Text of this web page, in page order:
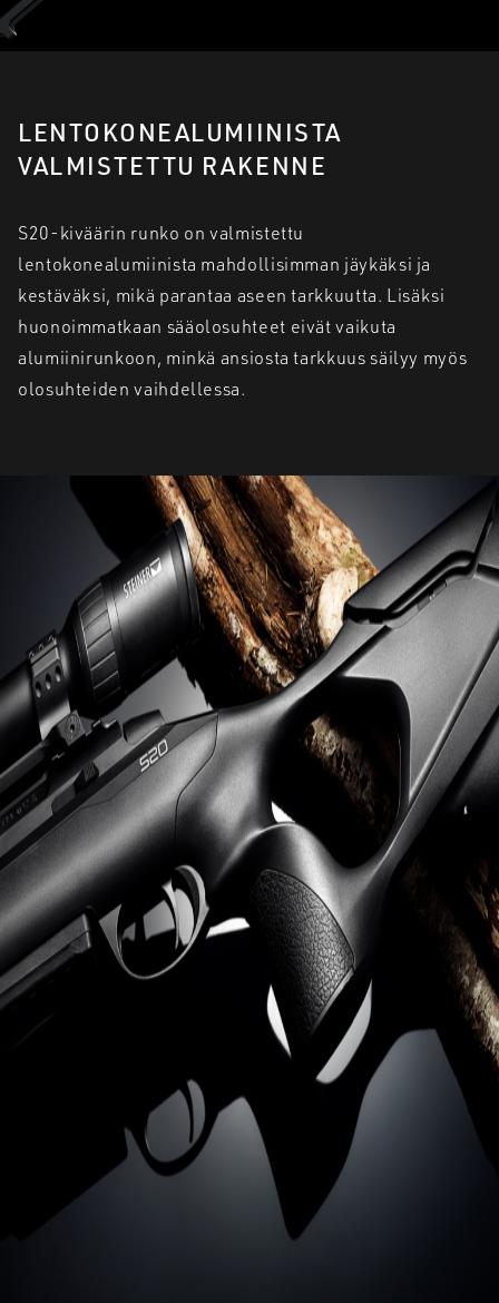
LENTOKONEALUMIINISTA
VALMISTETTU RAKENNE
S20-kiväärin runko on valmistettu
lentokonealumiinista mahdollisimman jäykäksi ja
kestäväksi, mikä parantaa aseen tarkkuutta. Lisäksi
huonoimmatkaan sääolosuhteet eivät vaikuta
alumiinirunkoon, minkä ansiosta tarkkuus säilyy myös
olosuhteiden vaihdellessa.